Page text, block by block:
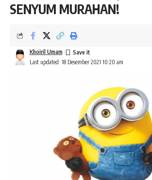
SENYUM MURAHAN!
Last updated: 18 Desember 2021 10:20 am
Khoiril Umam